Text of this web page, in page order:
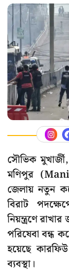
সৌভিক
মণিপুর
জেলায় নতুন
বিরাট
নিয়ন্ত্রণে
পরিষেবা বন্ধ
হয়েছে
ব্যবস্থা।